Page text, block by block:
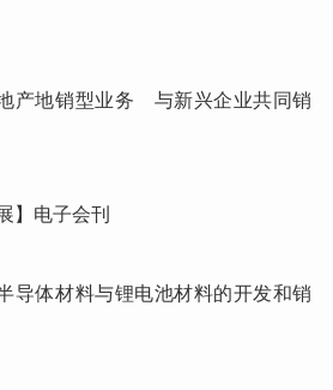
产地销型业务 与新兴企业共同销
】电子会刊
体材料与锂电池材料的开发和销